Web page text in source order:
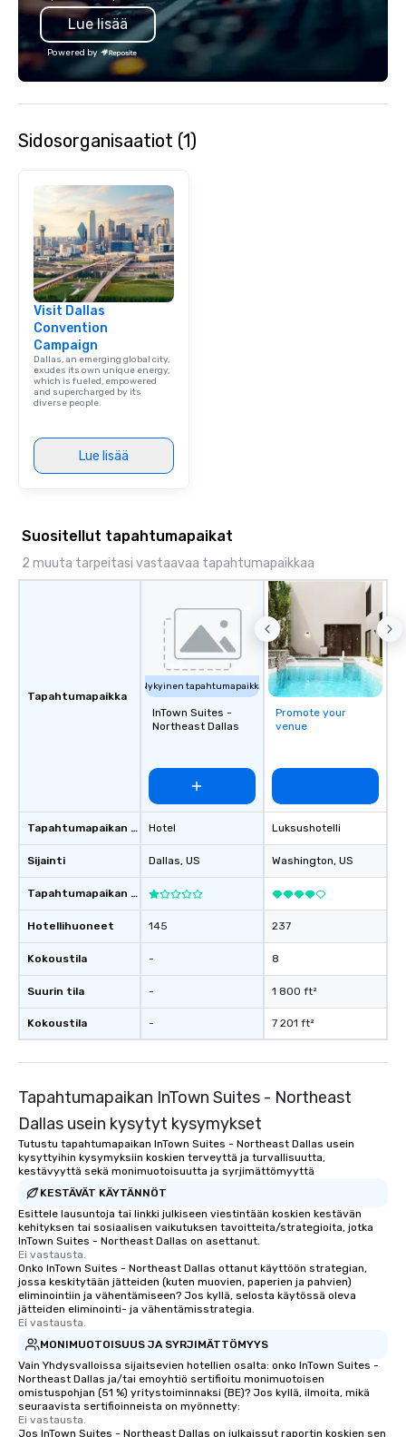
Lue lisää
Powered by
Sidosorganisaatiot (1)
Visit Dallas
Convention
Campaign
Dallas, an emerging global city,
exudes its own unique energy,
which is fueled, empowered
and supercharged by its
diverse people.
Lue lisää
Suositellut tapahtumapaikat
2 muuta tarpeitasi vastaavaa tapahtumapaikkaa
Tapahtumapaikka
Tapahtumapaikan tyyppi
Sijainti
Tapahtumapaikan luokitus
Hotellihuoneet
Kokoustila
Suurin tila
Kokoustila
Nykyinen tapahtumapaikka
InTown Suites -
Northeast Dallas
Hotel
Dallas, US
145
-
-
-
Promote your
venue
Luksushotelli
Washington, US
237
8
1 800 ft²
7 201 ft²
Tapahtumapaikan InTown Suites - Northeast
Dallas usein kysytyt kysymykset
Tutustu tapahtumapaikan InTown Suites - Northeast Dallas usein
kysyttyihin kysymyksiin koskien terveyttä ja turvallisuutta,
kestävyyttä sekä monimuotoisuutta ja syrjimättömyyttä
KESTÄVÄT KÄYTÄNNÖT
Esittele lausuntoja tai linkki julkiseen viestintään koskien kestävän
kehityksen tai sosiaalisen vaikutuksen tavoitteita/strategioita, jotka
InTown Suites - Northeast Dallas on asettanut.
Ei vastausta.
Onko InTown Suites - Northeast Dallas ottanut käyttöön strategian,
jossa keskitytään jätteiden (kuten muovien, paperien ja pahvien)
eliminointiin ja vähentämiseen? Jos kyllä, selosta käytössä oleva
jätteiden eliminointi- ja vähentämisstrategia.
Ei vastausta.
MONIMUOTOISUUS JA SYRJIMÄTTÖMYYS
Vain Yhdysvalloissa sijaitsevien hotellien osalta: onko InTown Suites -
Northeast Dallas ja/tai emoyhtiö sertifioitu monimuotoisen
omistuspohjan (51 %) yritystoiminnaksi (BE)? Jos kyllä, ilmoita, mikä
seuraavista sertifioinneista on myönnetty:
Ei vastausta.
Jos InTown Suites - Northeast Dallas on julkaissut raportin koskien sen